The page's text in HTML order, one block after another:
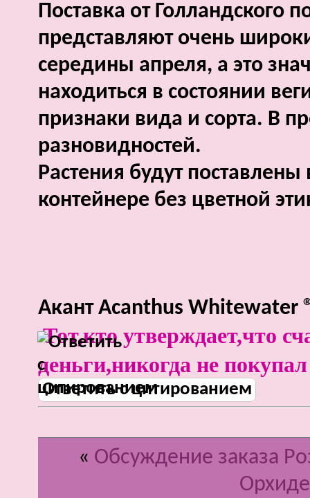
Поставка от Голландского
представляют очень
середины апреля, а это
находиться в состоянии
признаки вида и сорта. В
разновидностей.
Растения будут
контейнере без цветной
Акант Acanthus Whitewater
Тот,кто утверждает,что
деньги,никогда не
Ответить с цитированием
« Обсуждение заказа